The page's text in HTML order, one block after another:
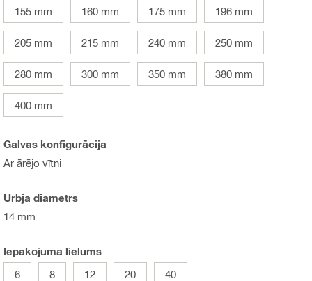
155 mm 160 mm 175 mm 196 mm
205 mm 215 mm 240 mm 250 mm
280 mm 300 mm 350 mm 380 mm
400 mm
Galvas konfigurācija
Ar ārējo vītni
Urbja diametrs
14 mm
Iepakojuma lielums
6
8 12 20 40